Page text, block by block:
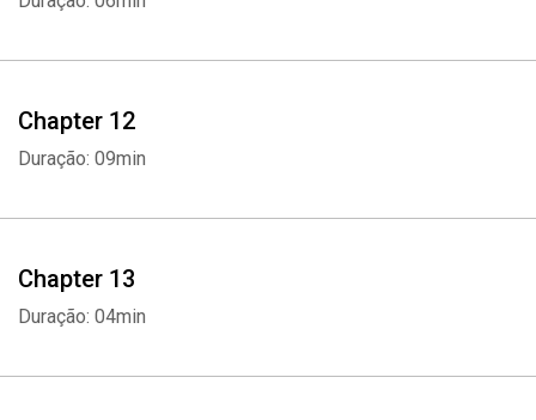
Chapter 12
Duração: 09min
Chapter 13
Duração: 04min
Whatsapp Facebook Twitter E-mail